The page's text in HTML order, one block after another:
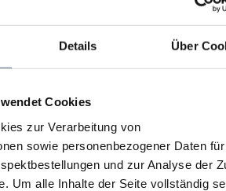
Details Über
Cookies
zur Verarbeitung von
sowie personenbezogener Daten
und zur Analyse der
Um alle Inhalte der Seite vollständig
Wasserfall im Lainltal/Jachenau
zum
im
Jachenau
Wandern/Berge